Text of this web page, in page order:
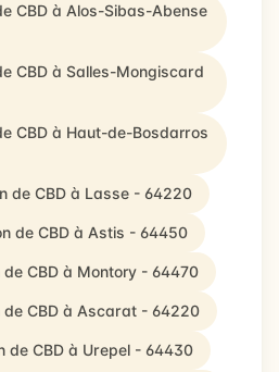
CBD à Alos-Sibas-Abense
CBD à Salles-Mongiscard
CBD à Haut-de-Bosdarros
de CBD à Lasse - 64220
de CBD à Astis - 64450
CBD à Montory - 64470
CBD à Ascarat - 64220
de CBD à Urepel - 64430